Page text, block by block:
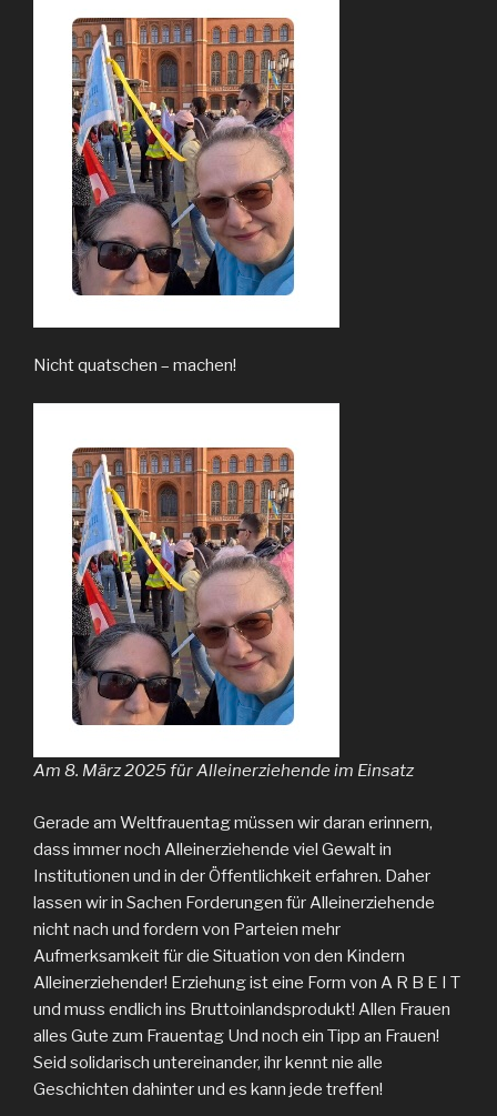
Nicht quatschen – machen!
Am 8. März 2025 für Alleinerziehende im Einsatz
Gerade am Weltfrauentag müssen wir daran erinnern,
dass immer noch Alleinerziehende viel Gewalt in
Institutionen und in der Öffentlichkeit erfahren. Daher
lassen wir in Sachen Forderungen für Alleinerziehende
nicht nach und fordern von Parteien mehr
Aufmerksamkeit für die Situation von den Kindern
Alleinerziehender! Erziehung ist eine Form von A R B E I T
und muss endlich ins Bruttoinlandsprodukt! Allen Frauen
alles Gute zum Frauentag Und noch ein Tipp an Frauen!
Seid solidarisch untereinander, ihr kennt nie alle
Geschichten dahinter und es kann jede treffen!